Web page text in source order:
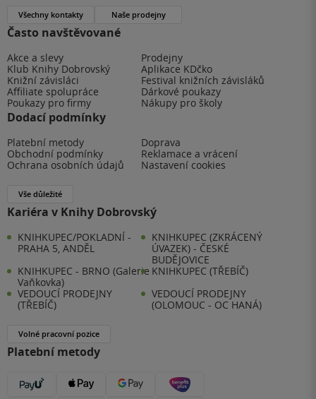
Často navštěvované
Akce a slevy
Prodejny
Klub Knihy Dobrovský
Aplikace KDčko
Knižní závisláci
Festival knižních závisláků
Affiliate spolupráce
Dárkové poukazy
Poukazy pro firmy
Nákupy pro školy
Dodací podmínky
Platební metody
Doprava
Obchodní podmínky
Reklamace a vrácení
Ochrana osobních údajů
Nastavení cookies
Vše důležité
Kariéra v Knihy Dobrovský
KNIHKUPEC/POKLADNÍ -
PRAHA 5, ANDĚL
KNIHKUPEC (ZKRÁCENÝ
ÚVAZEK) - ČESKÉ
BUDĚJOVICE
KNIHKUPEC - BRNO (Galerie
Vaňkovka)
KNIHKUPEC (TŘEBÍČ)
VEDOUCÍ PRODEJNY
(TŘEBÍČ)
VEDOUCÍ PRODEJNY
(OLOMOUC - OC HANÁ)
Volné pracovní pozice
Platební metody
Všechny kontakty Naše prodejny